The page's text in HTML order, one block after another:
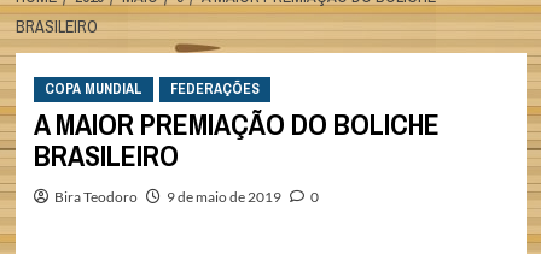
BRASILEIRO
COPA MUNDIAL FEDERAÇÕES
A MAIOR PREMIAÇÃO DO BOLICHE
BRASILEIRO
Bira Teodoro 9 de maio de 2019 0